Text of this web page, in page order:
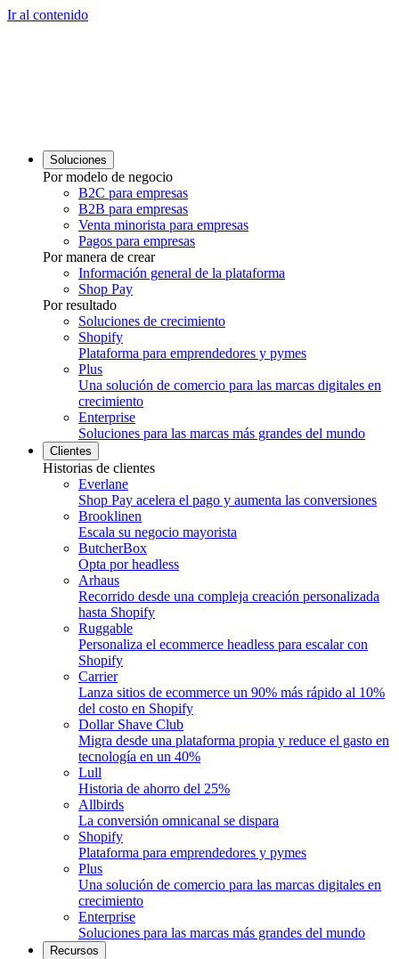
Ir al contenido
Soluciones
Por modelo de negocio
B2C para empresas
B2B para empresas
Venta minorista para empresas
Pagos para empresas
Por manera de crear
Información general de la plataforma
Shop Pay
Por resultado
Soluciones de crecimiento
Shopify
Plataforma para emprendedores y pymes
Plus
Una solución de comercio para las marcas digitales en
crecimiento
Enterprise
Soluciones para las marcas más grandes del mundo
Clientes
Historias de clientes
Everlane
Shop Pay acelera el pago y aumenta las conversiones
Brooklinen
Escala su negocio mayorista
ButcherBox
Opta por headless
Arhaus
Recorrido desde una compleja creación personalizada
hasta Shopify
Ruggable
Personaliza el ecommerce headless para escalar con
Shopify
Carrier
Lanza sitios de ecommerce un 90% más rápido al 10%
del costo en Shopify
Dollar Shave Club
Migra desde una plataforma propia y reduce el gasto en
tecnología en un 40%
Lull
Historia de ahorro del 25%
Allbirds
La conversión omnicanal se dispara
Shopify
Plataforma para emprendedores y pymes
Plus
Una solución de comercio para las marcas digitales en
crecimiento
Enterprise
Soluciones para las marcas más grandes del mundo
Recursos